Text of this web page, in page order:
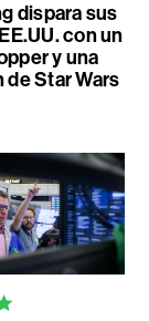
dispara sus
con un
y una
Star Wars